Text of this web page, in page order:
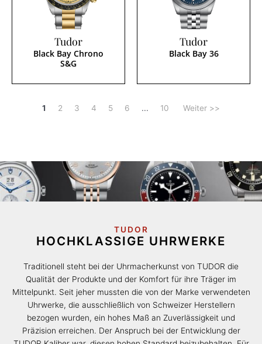
Tudor
Black Bay Chrono
S&G
Tudor
Black Bay 36
1 2 3 4 5 6 ... 10 Weiter >>
TUDOR
HOCHKLASSIGE UHRWERKE
Traditionell steht bei der Uhrmacherkunst von TUDOR die
Qualität der Produkte und der Komfort für ihre Träger im
Mittelpunkt. Seit jeher mussten die von der Marke verwendeten
Uhrwerke, die ausschließlich von Schweizer Herstellern
bezogen wurden, ein hohes Maß an Zuverlässigkeit und
Präzision erreichen. Der Anspruch bei der Entwicklung der